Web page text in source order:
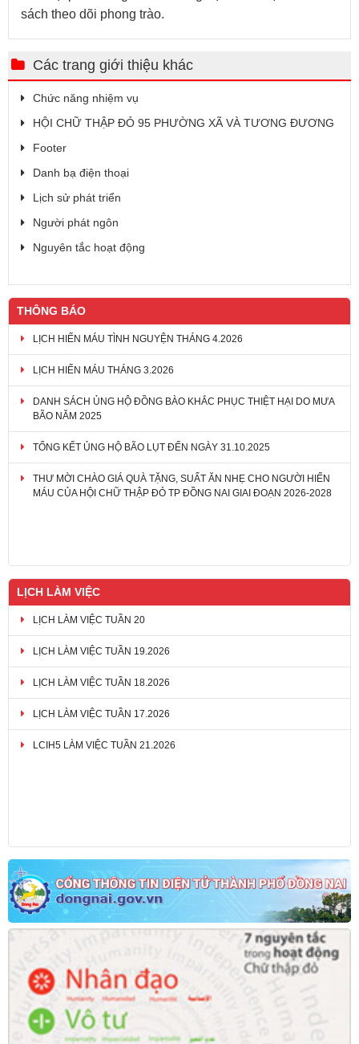
sách theo dõi phong trào.
Các trang giới thiệu khác
Chức năng nhiệm vụ
HỘI CHỮ THẬP ĐỎ 95 PHƯỜNG XÃ VÀ TƯƠNG ĐƯƠNG
Footer
Danh bạ điện thoại
Lịch sử phát triển
Người phát ngôn
Nguyên tắc hoạt động
THÔNG BÁO
LỊCH HIẾN MÁU TÌNH NGUYỆN THÁNG 4.2026
LỊCH HIẾN MÁU THÁNG 3.2026
DANH SÁCH ỦNG HỘ ĐỒNG BÀO KHẮC PHỤC THIỆT HẠI DO MƯA
BÃO NĂM 2025
TỔNG KẾT ỦNG HỘ BÃO LỤT ĐẾN NGÀY 31.10.2025
THƯ MỜI CHÀO GIÁ QUÀ TẶNG, SUẤT ĂN NHẸ CHO NGƯỜI HIẾN
MÁU CỦA HỘI CHỮ THẬP ĐỎ TP ĐỒNG NAI GIAI ĐOẠN 2026-2028
LỊCH LÀM VIỆC
LỊCH LÀM VIỆC TUẦN 20
LỊCH LÀM VIỆC TUẦN 19.2026
LỊCH LÀM VIỆC TUẦN 18.2026
LỊCH LÀM VIỆC TUẦN 17.2026
LCIH5 LÀM VIỆC TUẦN 21.2026